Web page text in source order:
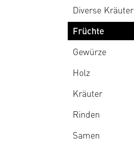
Diverse Kräuter
Früchte
Gewürze
Holz
Kräuter
Rinden
Samen